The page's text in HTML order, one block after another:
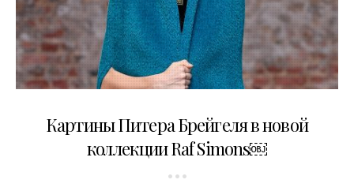
Картины Питера Брейгеля в новой
коллекции Raf Simons￼